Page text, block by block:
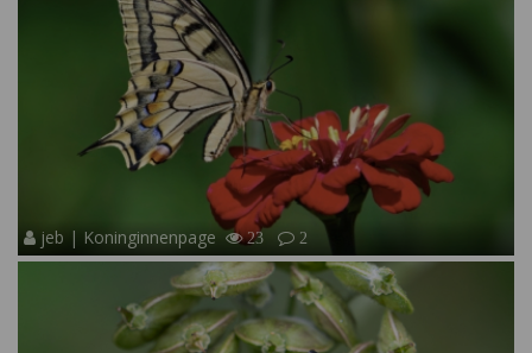
jeb | Koninginnenpage 23 2